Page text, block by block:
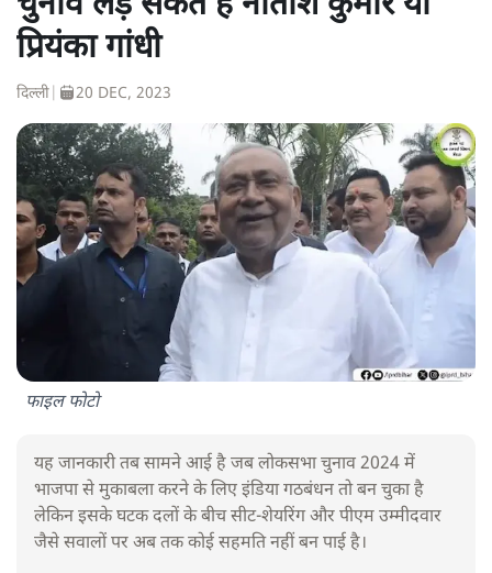
प्रियंका गांधी
दिल्ली 20 DEC, 2023
फाइल फोटो
यह जानकारी तब सामने आई है जब लोकसभा चुनाव 2024 में
भाजपा से मुकाबला करने के लिए इंडिया गठबंधन तो बन चुका है
लेकिन इसके घटक दलों के बीच सीट-शेयरिंग और पीएम उम्मीदवार
जैसे सवालों पर अब तक कोई सहमति नहीं बन पाई है।